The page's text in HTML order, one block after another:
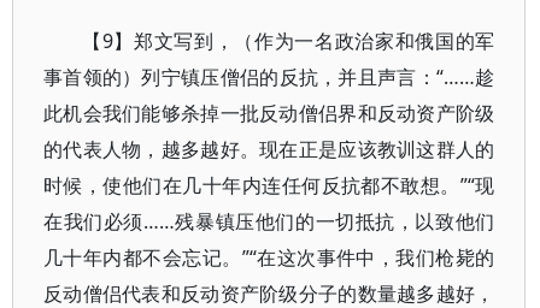
【9】郑文写到，（作为一名政治家和俄国的军
事首领的）列宁镇压僧侣的反抗，并且声言：“……趁
此机会我们能够杀掉一批反动僧侣界和反动资产阶级
的代表人物，越多越好。现在正是应该教训这群人的
时候，使他们在几十年内连任何反抗都不敢想。”“现
在我们必须……残暴镇压他们的一切抵抗，以致他们
几十年内都不会忘记。”“在这次事件中，我们枪毙的
反动僧侣代表和反动资产阶级分子的数量越多越好，